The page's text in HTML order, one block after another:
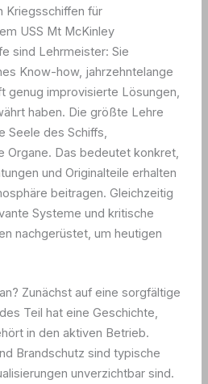
Kriegsschiffen für
USS Mt McKinley
sind Lehrmeister: Sie
Know-how, jahrzehntelange
genug improvisierte Lösungen,
haben. Die größte Lehre
Seele des Schiffs,
Organe. Das bedeutet konkret,
und Originalteile erhalten
beitragen. Gleichzeitig
Systeme und kritische
nachgerüstet, um heutigen
Zunächst auf eine sorgfältige
Teil hat eine Geschichte,
in den aktiven Betrieb.
Brandschutz sind typische
unverzichtbar sind.